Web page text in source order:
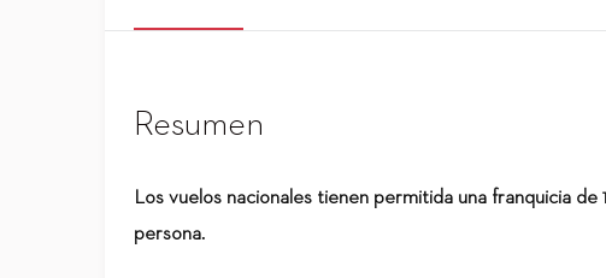
Resumen
Los vuelos nacionales tienen permitida una franquicia
persona.